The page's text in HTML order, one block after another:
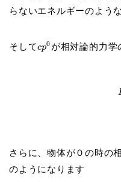
らないエネルギーのよう
そしてcp0 が相対論的力学
さらに、物体が０の時の
のようになります